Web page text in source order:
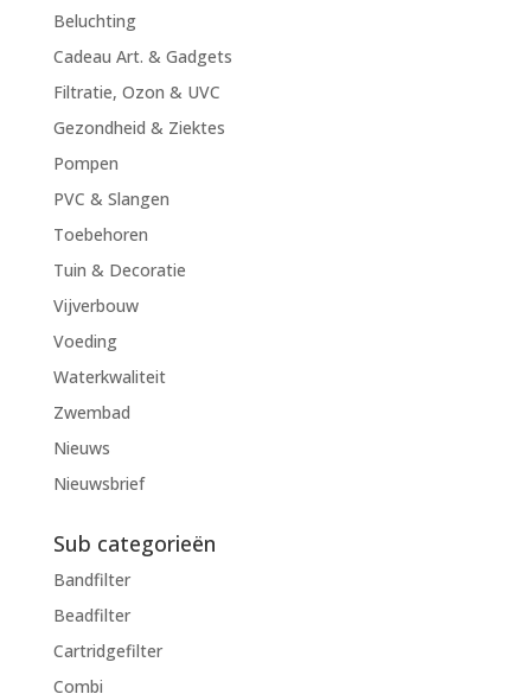
Beluchting
Cadeau Art. & Gadgets
Filtratie, Ozon & UVC
Gezondheid & Ziektes
Pompen
PVC & Slangen
Toebehoren
Tuin & Decoratie
Vijverbouw
Voeding
Waterkwaliteit
Zwembad
Nieuws
Nieuwsbrief
Sub categorieën
Bandfilter
Beadfilter
Cartridgefilter
Combi